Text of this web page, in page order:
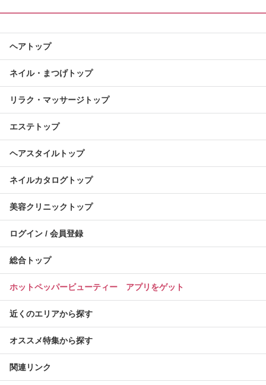
ヘアトップ
ネイル・まつげトップ
リラク・マッサージトップ
エステトップ
ヘアスタイルトップ
ネイルカタログトップ
美容クリニックトップ
ログイン / 会員登録
総合トップ
ホットペッパービューティー アプリをゲット
近くのエリアから探す
オススメ特集から探す
関連リンク